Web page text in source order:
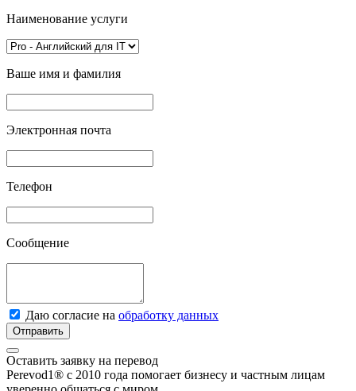
Наименование услуги
Ваше имя и фамилия
Электронная почта
Телефон
Сообщение
Даю согласие на обработку данных
Отправить
Оставить заявку на перевод
Perevod1® с 2010 года помогает бизнесу и частным лицам